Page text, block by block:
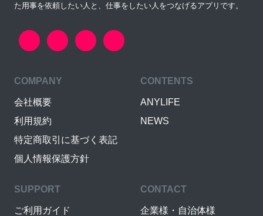
た用事を依頼したい人と、仕事をしたい人をつなげるアプリです。
COMPANY
会社概要
利用規約
特定商取引に基づく表記
個人情報保護方針
CONTENTS
ANYLIFE
NEWS
SUPPORT
ご利用ガイド
CONTACT
企業様・自治体様